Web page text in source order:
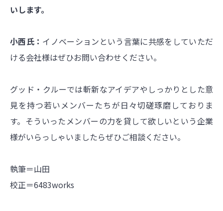
いします。
小西氏： イノベーションという言葉に共感をしていただ
ける会社様はぜひお問い合わせください。
グッド・クルーでは斬新なアイデアやしっかりとした意
見を持つ若いメンバーたちが日々切磋琢磨しておりま
す。そういったメンバーの力を貸して欲しいという企業
様がいらっしゃいましたらぜひご相談ください。
執筆＝山田
校正＝6483works